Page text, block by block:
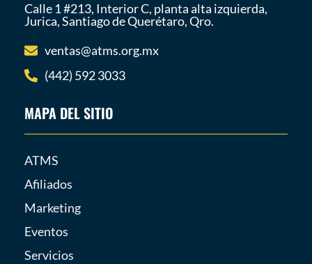
Calle 1 #213, Interior C, planta alta izquierda,
Jurica, Santiago de Querétaro, Qro.
ventas@atms.org.mx
(442) 592 3033
MAPA DEL SITIO
ATMS
Afiliados
Marketing
Eventos
Servicios